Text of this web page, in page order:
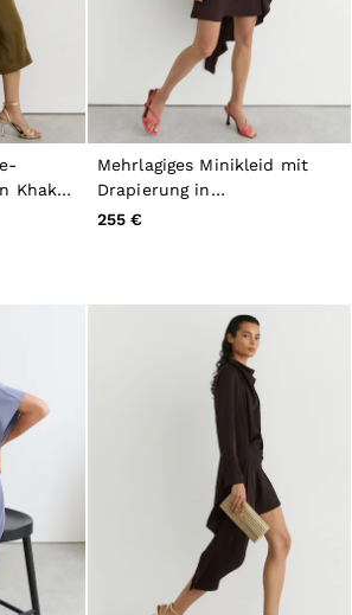
Khaki-
Mehrlagiges Minikleid mit
Drapierung in
Schokoladenbraun
255 €